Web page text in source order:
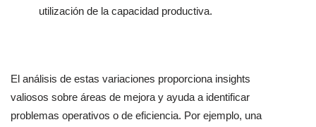
utilización de la capacidad productiva.
El análisis de estas variaciones proporciona insights
valiosos sobre áreas de mejora y ayuda a identificar
problemas operativos o de eficiencia. Por ejemplo, una